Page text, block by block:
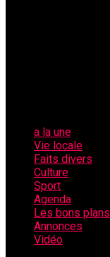
a la une
Vie locale
Faits divers
Culture
Sport
Agenda
Les bons plans
Annonces
Vidéo